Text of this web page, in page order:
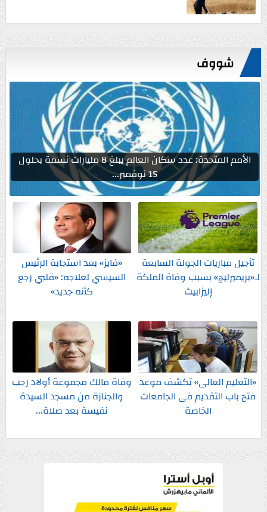
شووف
الأمم المتحدة: عدد سكان العالم يبلغ 8 مليارات نسمة بحلول
15 نوفمبر...
تأجيل مباريات الجولة السابعة
لـ«بريميرليج» بسبب وفاة الملكة
إليزابيث
«فايز» بعد استجابة الرئيس
السيسي لعلاجه: «قلبي رجع
كأنه جديد»
«التعليم العالى» تكشف موعد
فتح باب التقديم فى الجامعات
الخاصة
وفاة مالك مجموعة أولاد رجب
والجنازة من مسجد السيدة
نفيسة بعد صلاة...